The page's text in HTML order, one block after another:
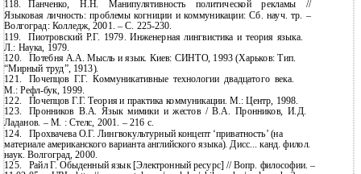
118.
Панченко, Н.Н. Манипулятивность политической рекламы //
Языковая личность: проблемы когниции и коммуникации: Сб. науч. тр. –
Волгоград: Колледж, 2001. – С. 225-230.
119.
Пиотровский Р.Г. 1979. Инженерная лингвистика и теория языка.
Л.: Наука, 1979.
120.
Потебня А.А. Мысль и язык. Киев: СИНТО, 1993 (Харьков: Тип.
“Мирный труд”, 1913).
121.
Почепцов Г.Г. Коммуникативные технологии двадцатого века.
М.:Рефл-бук, 1999.
122.
Почепцов Г.Г. Теория и практика коммуникации. М.: Центр, 1998.
123.
Пронников В.А. Язык мимики и жестов / В.А. Пронников, И.Д.
Ладанов. – М. : Стелс, 2001. – 216 с.
124.
Прохвачева О.Г. Лингвокультурный концепт ‘приватность’ (на
материале американского варианта английского языка). Дисс... канд. филол.
наук. Волгоград, 2000.
125.
Райл Г. Обыденный язык [Электронный ресурс] // Вопр. философии. –